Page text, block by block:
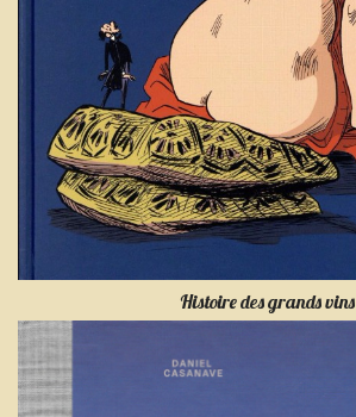
Histoire des grands vins